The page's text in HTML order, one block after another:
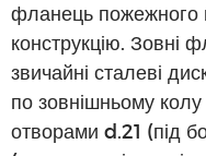
фланець пожежного
конструкцію. Зовні
звичайні сталеві
по зовнішньому
отворами d.21 (під